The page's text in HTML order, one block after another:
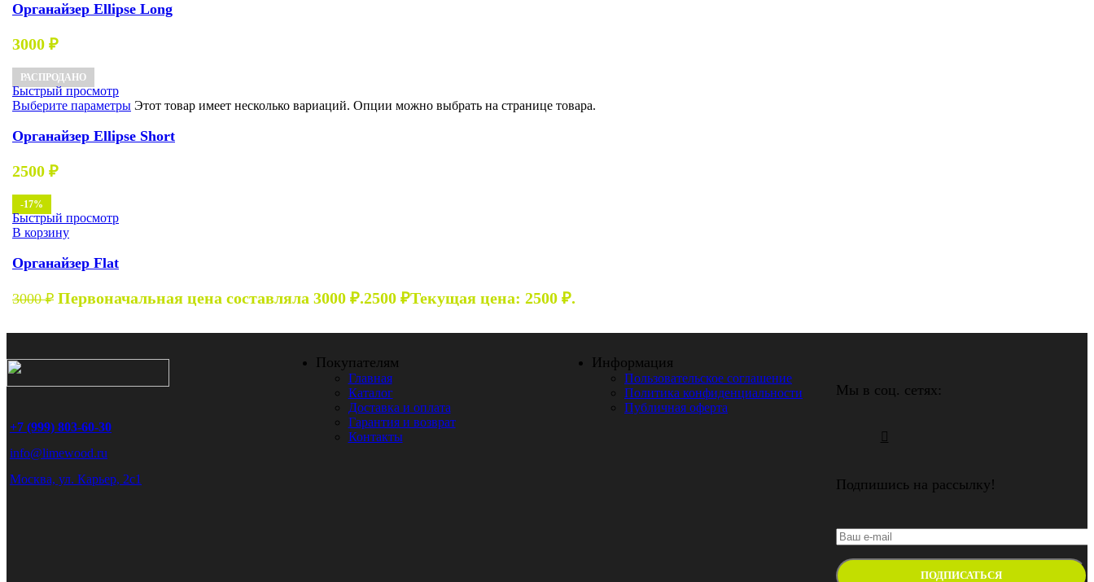
Органайзер Ellipse Long
3000 ₽
РАСПРОДАНО
Быстрый просмотр
Выберите параметры Этот товар имеет несколько вариаций. Опции можно выбрать на странице товара.
Органайзер Ellipse Short
2500 ₽
-17%
Быстрый просмотр
В корзину
Органайзер Flat
3000₽ Первоначальная цена составляла 3000 ₽.2500 ₽Текущая цена: 2500 ₽.
+7 (999) 803-60-30
info@limewood.ru
Москва, ул. Карьер, 2с1
Покупателям
Главная
Каталог
Доставка и оплата
Гарантия и возврат
Контакты
Информация
Пользовательское соглашение
Политика конфиденциальности
Публичная оферта
Мы в соц. сетях:
Подпишись на рассылку!